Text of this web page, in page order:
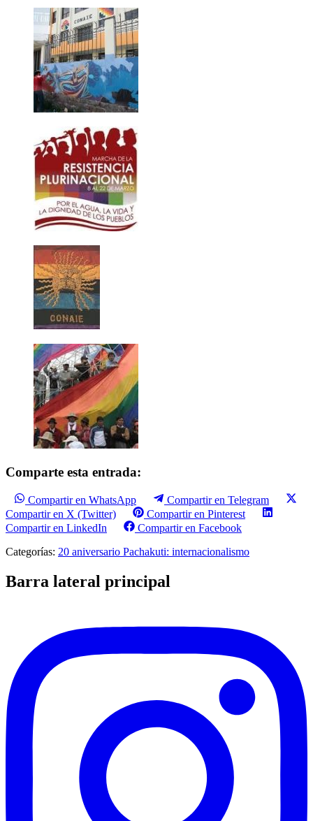
Comparte esta entrada:
Compartir en WhatsApp
Compartir en Telegram
Compartir en X (Twitter)
Compartir en Pinterest
Compartir en LinkedIn
Compartir en Facebook
Categorías: 20 aniversario Pachakuti: internacionalismo
Barra lateral principal